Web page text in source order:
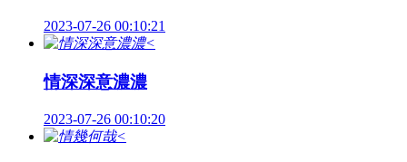
2023-07-26 00:10:21
<
情深深意濃濃
2023-07-26 00:10:20
<